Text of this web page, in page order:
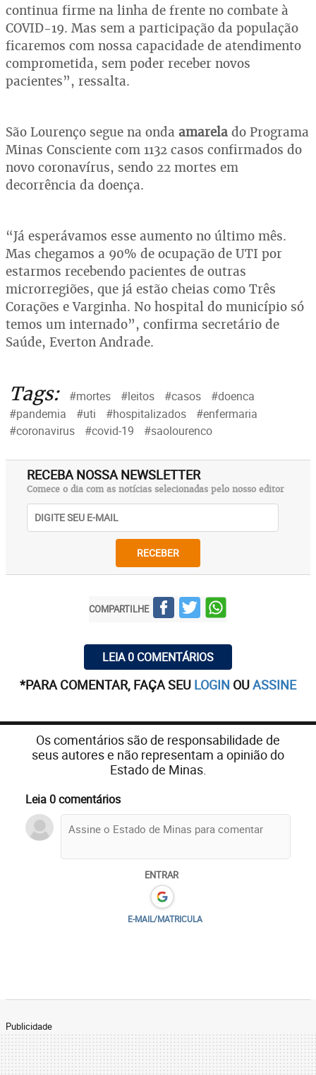
continua firme na linha de frente no combate à
COVID-19. Mas sem a participação da população
ficaremos com nossa capacidade de atendimento
comprometida, sem poder receber novos
pacientes”, ressalta.
São Lourenço segue na onda amarela do Programa
Minas Consciente com 1132 casos confirmados do
novo coronavírus, sendo 22 mortes em
decorrência da doença.
“Já esperávamos esse aumento no último mês.
Mas chegamos a 90% de ocupação de UTI por
estarmos recebendo pacientes de outras
microrregiões, que já estão cheias como Três
Corações e Varginha. No hospital do município só
temos um internado”, confirma secretário de
Saúde, Everton Andrade.
Tags: #mortes #leitos #casos
#doenca
#pandemia
#uti #hospitalizados
#enfermaria
#coronavirus
#covid-19 #saolourenco
RECEBA NOSSA NEWSLETTER
Comece o dia com as notícias selecionadas pelo nosso editor
RECEBER
COMPARTILHE
LEIA 0 COMENTÁRIOS
*PARA COMENTAR, FAÇA SEU LOGIN OUASSINE
Os comentários são de responsabilidade de
seus autores e não representam a opinião do
Estado de Minas.
Leia 0 comentários
ENTRAR
E-MAIL/MATRICULA
Publicidade